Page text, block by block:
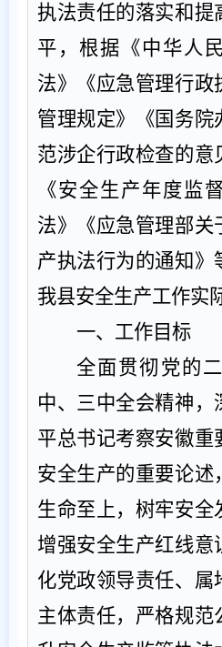
执法责任的落实和提
平，根据《中华人
法》《应急管理行政
管理规定》
《国务
范涉企行政检查的意
《安全生产年度监
法》
《应急管理部
产执法行为的通知》
我县安全生产工作实
一、工作目标
全面贯彻党的
中、 三中全会精神 ，
平总书记考察安徽重
安全生产的重要论述
生命至上，树牢安全
增强安全生产红线意
化党政领导责任、 属
主体责任，严格规范